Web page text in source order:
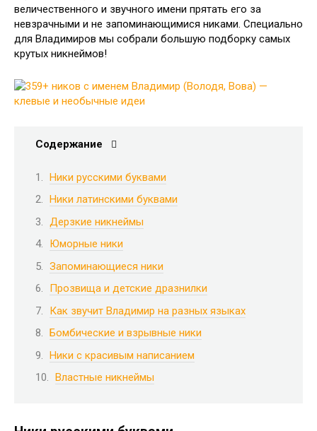
величественного и звучного имени прятать его за
невзрачными и не запоминающимися никами. Специально
для Владимиров мы собрали большую подборку самых
крутых никнеймов!
Содержание
Ники русскими буквами
Ники латинскими буквами
Дерзкие никнеймы
Юморные ники
Запоминающиеся ники
Прозвища и детские дразнилки
Как звучит Владимир на разных языках
Бомбические и взрывные ники
Ники с красивым написанием
Властные никнеймы